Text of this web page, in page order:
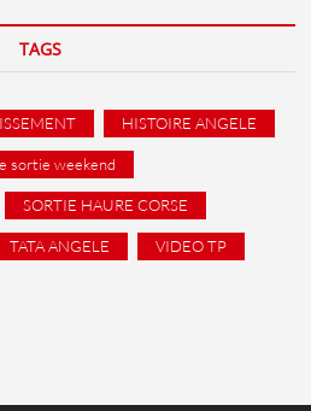
TAGS
HISTOIRE ANGELE
sortie weekend
SORTIE HAURE CORSE
TATA ANGELE VIDEO TP